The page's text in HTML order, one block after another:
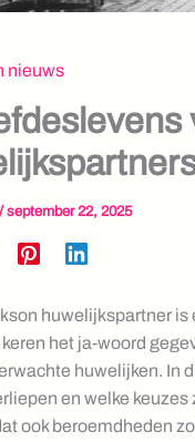
nieuws
/ september 22, 2025
huwelijkspartner is
het ja-woord
huwelijken. In
en welke
ook beroemdheden